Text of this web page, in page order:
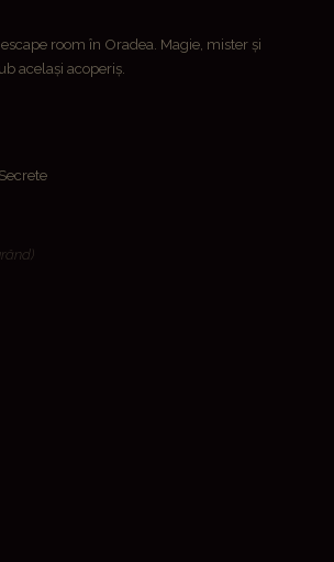
room în Oradea. Magie, mister și
același acoperiș.